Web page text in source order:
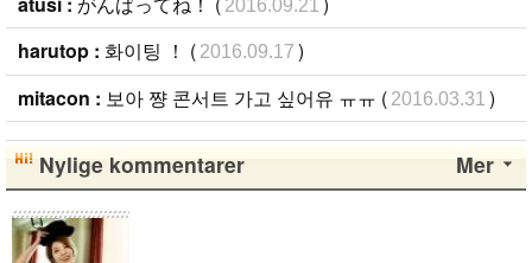
2016.09.21
harutop : 화이팅 ！ ( 2016.09.17 )
mitacon : 보아 쨩 콘서트 가고 싶어유 ㅠㅠ ( 2016.03.31 )
Mer
Nylige kommentarer